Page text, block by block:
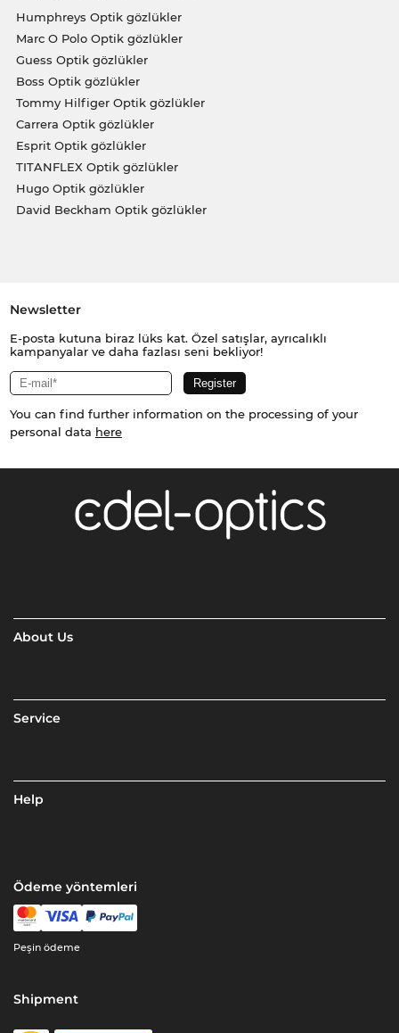
Humphreys Optik gözlükler
Marc O Polo Optik gözlükler
Guess Optik gözlükler
Boss Optik gözlükler
Tommy Hilfiger Optik gözlükler
Carrera Optik gözlükler
Esprit Optik gözlükler
TITANFLEX Optik gözlükler
Hugo Optik gözlükler
David Beckham Optik gözlükler
Newsletter
E-posta kutuna biraz lüks kat. Özel satışlar, ayrıcalıklı
kampanyalar ve daha fazlası seni bekliyor!
You can find further information on the processing of your
personal data here
About Us
Service
Help
Ödeme yöntemleri
Peşin ödeme
Shipment